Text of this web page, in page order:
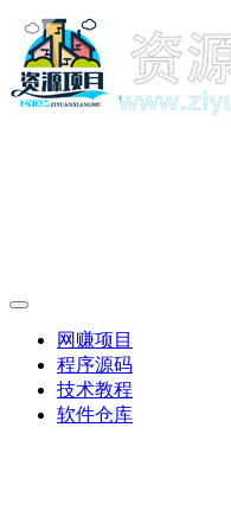
网赚项目
程序源码
技术教程
软件仓库